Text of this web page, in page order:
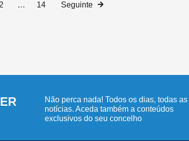
2 … 14 Seguinte
Não perca nada! Todos os dias, todas as
notícias. Aceda também a conteúdos
exclusivos do seu concelho